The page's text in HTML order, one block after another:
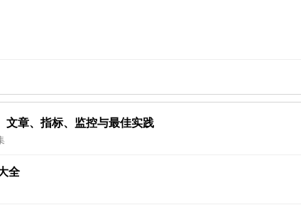
章、指标、监控与最佳实践
全